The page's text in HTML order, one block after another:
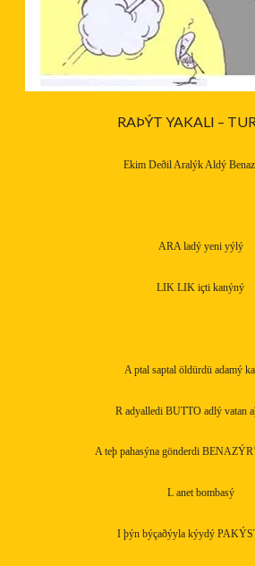
RAÞÝT YAKALI –
Ekim Deðil Aralýk Aldý
ARA ladý yeni yýlý
LIK LIK içti kanýný
A ptal saptal öldürdü adamý
R adyalledi BUTTO adlý vatan
A teþ pahasýna gönderdi
L anet bombasý
I þýn býçaðýyla kýydý